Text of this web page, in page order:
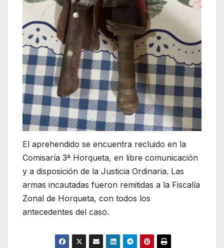
El aprehendido se encuentra recluido en la
Comisaría 3ª Horqueta, en libre comunicación
y a disposición de la Justicia Ordinaria. Las
armas incautadas fueron remitidas a la Fiscalía
Zonal de Horqueta, con todos los
antecedentes del caso.